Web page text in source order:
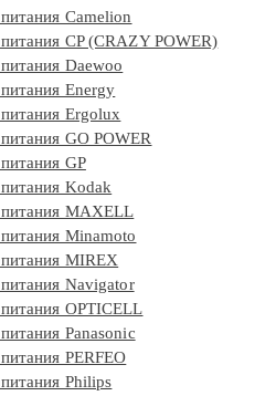
Camelion
CP (CRAZY POWER)
Daewoo
Energy
Ergolux
GO POWER
GP
Kodak
MAXELL
Minamoto
MIREX
Navigator
OPTICELL
Panasonic
PERFEO
Philips